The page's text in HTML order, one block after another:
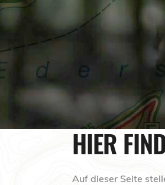
HIER
Auf dieser Seite